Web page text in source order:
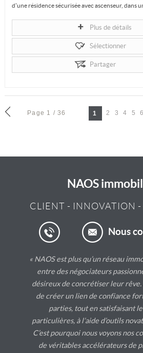
d'une résidence sécurisée avec ascenseur, dans
Plus de détails
Sélectionner
Partager
Page 1 / 36 1 2 3 4 5 6
NAOS
CLIENT - INNOVATION -
Nous
« NAOS est plus qu’un réseau
entre des négociateurs
désireux de concrétiser leur
de créer un lien de confiance
parties, tout en satisfaisant
particulières, à l’aide d’outils
C’est pourquoi nous voyons nos
de véritables accélérateurs de